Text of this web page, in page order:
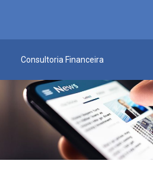
Consultoria Financeira